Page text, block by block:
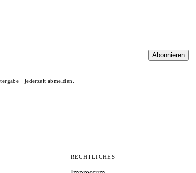
Abonnieren
· jederzeit abmelden.
RECHTLICHES